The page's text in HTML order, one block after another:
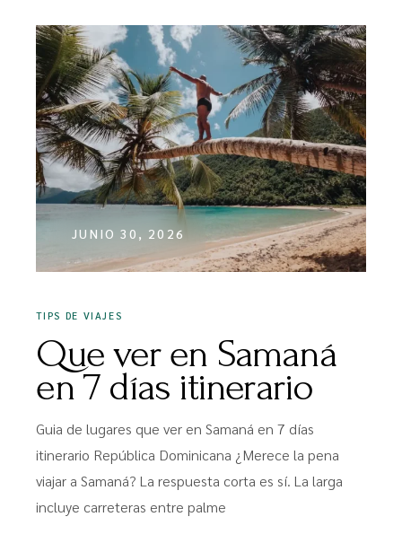
JUNIO 30, 2026
TIPS DE VIAJES
Que ver en Samaná
en 7 días itinerario
Guia de lugares que ver en Samaná en 7 días
itinerario República Dominicana ¿Merece la pena
viajar a Samaná? La respuesta corta es sí. La larga
incluye carreteras entre palme